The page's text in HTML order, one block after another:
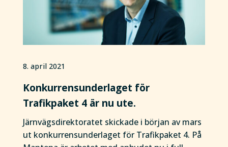
8. april 2021
Konkurrensunderlaget för
Trafikpaket 4 är nu ute.
Järnvägsdirektoratet skickade i början av mars
ut konkurrensunderlaget för Trafikpaket 4. På